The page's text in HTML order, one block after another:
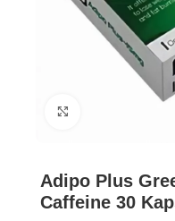
Adipo Plus
Caffeine 30